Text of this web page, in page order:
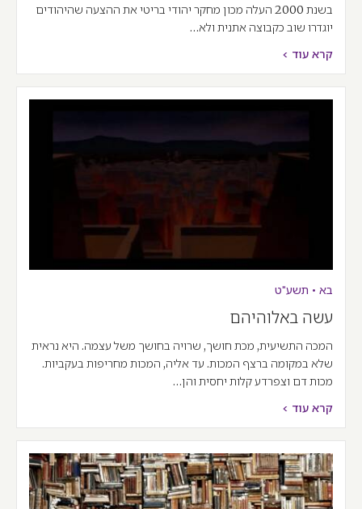
בשנת 2000 העלה מכון מחקר יהודי בריטי את ההצעה שהיהודים
יוגדרו שוב כקבוצה אתנית ולא…
קרא עוד >
בא • תשע"ט
עשה באלוהיהם
המכה התשיעית, מכת חושך, שרויה בחושך משל עצמה. היא נראית
שלא במקומה ברצף המכות. עד אליה, המכות מחריפות בעקביות.
מכות דם וצפרדע קלות יחסית והן…
קרא עוד >